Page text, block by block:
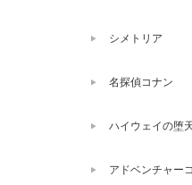
シメトリア
名探偵コナン
ハイウェイの堕
アドベンチャー